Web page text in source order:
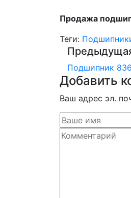
Продажа
Теги:
Подшипник
Добавить
Ваш адрес эл.